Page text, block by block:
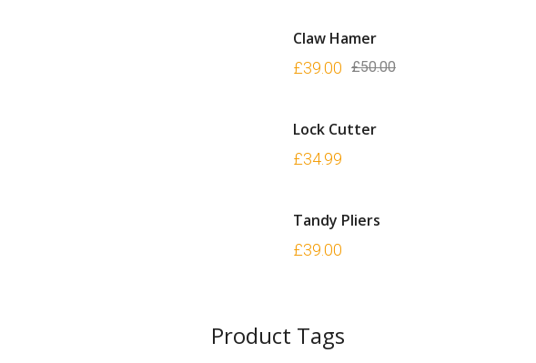
Claw Hamer
£50.00
£39.00
Lock Cutter
£34.99
Tandy Pliers
£39.00
Product Tags